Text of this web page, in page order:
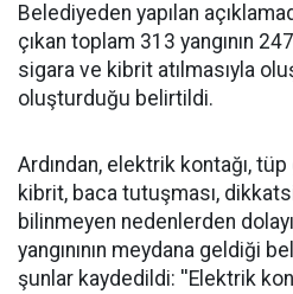
Belediyeden yapılan
çıkan toplam 313 yangının
sigara ve kibrit atılmasıyla
oluşturduğu belirtildi.
Ardından, elektrik kontağı,
kibrit, baca tutuşması,
bilinmeyen nedenlerden
yangınının meydana geldiği
şunlar kaydedildi: ''Elektrik